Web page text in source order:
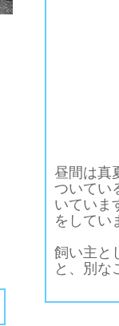
昼間は真
ついてい
いていま
をしてい
飼い主と
と、別な